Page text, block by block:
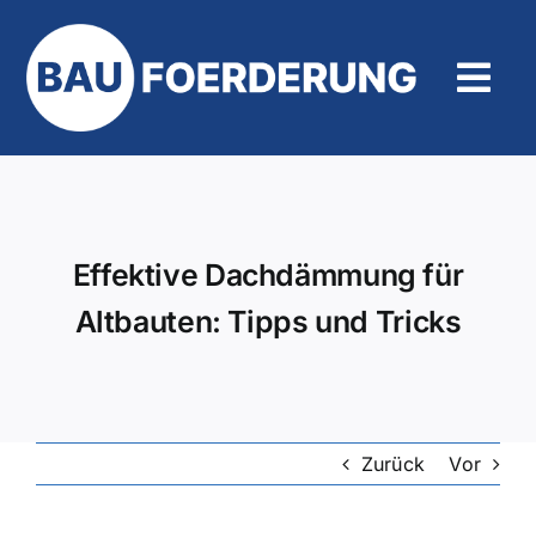
Inhalt
springen
Effektive Dachdämmung für
Altbauten: Tipps und Tricks
Zurück Vor